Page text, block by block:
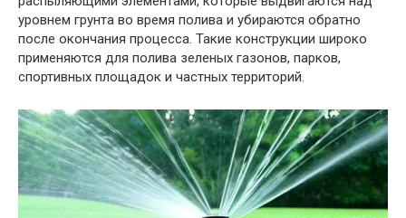
уровнем грунта во время полива и убираются обратно
после окончания процесса. Такие конструкции широко
применяются для полива зеленых газонов, парков,
спортивных площадок и частных территорий.